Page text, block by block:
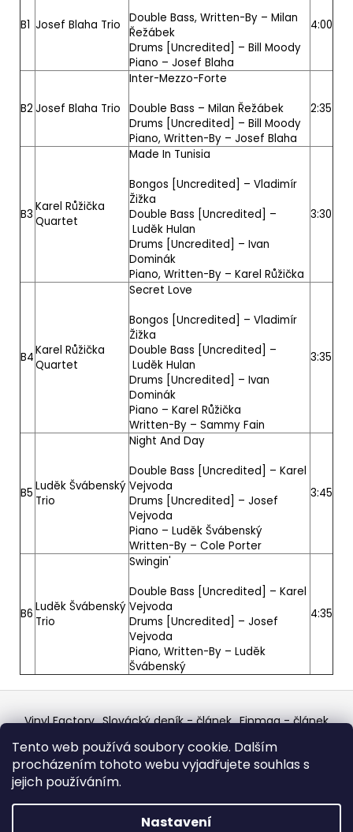
Tento web používá soubory cookie. Dalším
procházením tohoto webu vyjadřujete souhlas s
jejich používáním.
Nastavení
B1 Josef Blaha Trio
Double Bass, Written-By – Milan
Řežábek
Drums [Uncredited] – Bill Moody
Piano – Josef Blaha
4:00
B2 Josef Blaha Trio
Inter-Mezzo-Forte
Double Bass – Milan Řežábek
Drums [Uncredited] – Bill Moody
Piano, Written-By – Josef Blaha
2:35
B3
Karel Růžička
Quartet
Made In Tunisia
Bongos [Uncredited] – Vladimír
Žižka
Double Bass [Uncredited] –
Luděk Hulan
Drums [Uncredited] – Ivan
Dominák
Piano, Written-By – Karel Růžička
3:30
B4Karel Růžička
Quartet
Secret Love
Bongos [Uncredited] – Vladimír
Žižka
Double Bass [Uncredited] –
Luděk Hulan
Drums [Uncredited] – Ivan
Dominák
Piano – Karel Růžička
Written-By – Sammy Fain
3:35
B5 Luděk Švábenský
Trio
Night And Day
Double Bass [Uncredited] – Karel
Vejvoda
Drums [Uncredited] – Josef
Vejvoda
Piano – Luděk Švábenský
Written-By – Cole Porter
3:45
B6 Luděk Švábenský
Trio
Swingin'
Double Bass [Uncredited] – Karel
Vejvoda
Drums [Uncredited] – Josef
Vejvoda
Piano, Written-By – Luděk
Švábenský
4:35
Z
á Vinyl Factory Slovácký deník - článek Finmag - článek
Discogs Profile Facebook výběr z hroznů
Top prodejce mincí Aukro
Vytvořil Shoptet